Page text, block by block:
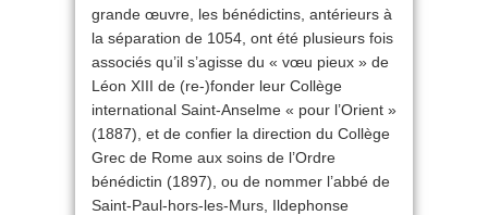
grande œuvre, les bénédictins, antérieurs à
la séparation de 1054, ont été plusieurs fois
associés qu’il s’agisse du « vœu pieux » de
Léon XIII de (re-)fonder leur Collège
international Saint-Anselme « pour l’Orient »
(1887), et de confier la direction du Collège
Grec de Rome aux soins de l’Ordre
bénédictin (1897), ou de nommer l’abbé de
Saint-Paul-hors-les-Murs, Ildephonse